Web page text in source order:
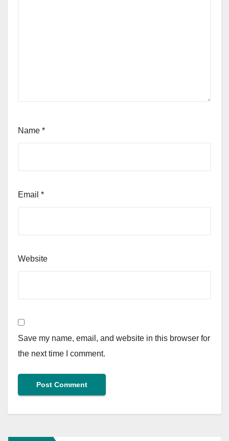
Name *
Email *
Website
Save my name, email, and website in this browser for
the next time I comment.